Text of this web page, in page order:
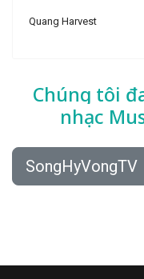
Quang Harvest
Chúng tôi
nhạc
SongHyVongTV